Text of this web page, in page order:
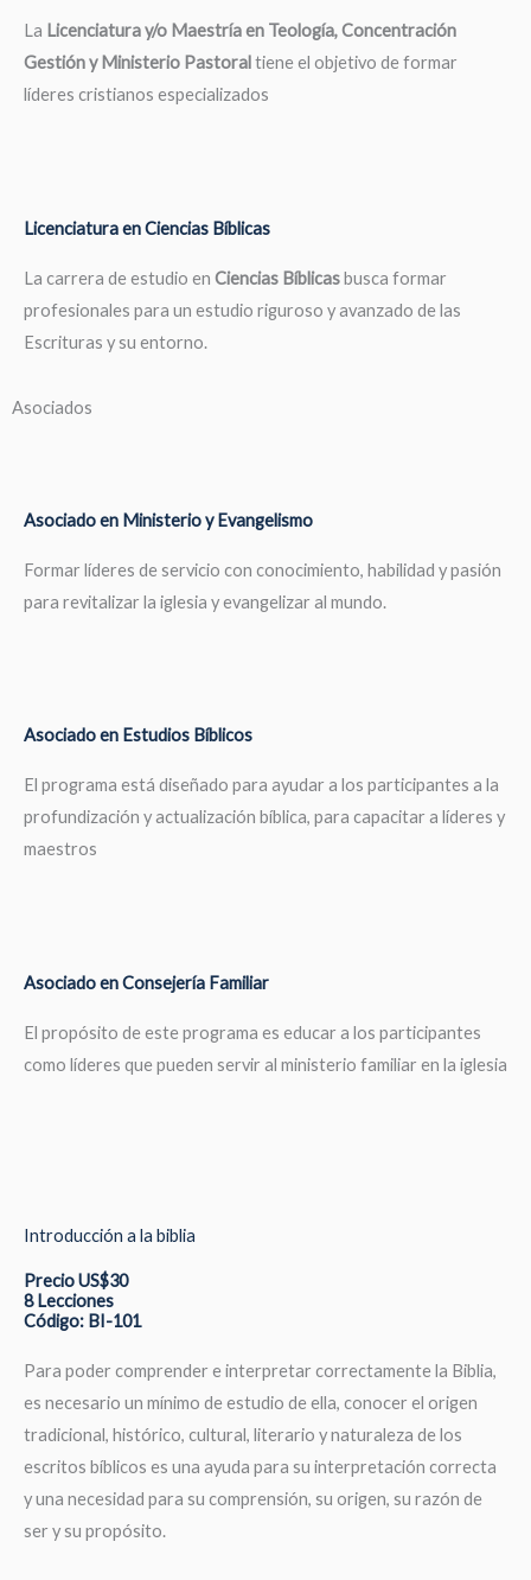
La Licenciatura y/o Maestría en Teología, Concentración
Gestión y Ministerio Pastoraltiene el objetivo de formar
líderes cristianos especializados
Licenciatura en Ciencias Bíblicas
La carrera de estudio en Ciencias Bíblicasbusca formar
profesionales para un estudio riguroso y avanzado de las
Escrituras y su entorno.
Asociados
Asociado en Ministerio y Evangelismo
Formar líderes de servicio con conocimiento, habilidad y pasión
para revitalizar la iglesia y evangelizar al mundo.
Asociado en Estudios Bíblicos
El programa está diseñado para ayudar a los participantes a la
profundización y actualización bíblica, para capacitar a líderes y
maestros
Asociado en Consejería Familiar
El propósito de este programa es educar a los participantes
como líderes que pueden servir al ministerio familiar en la iglesia
Introducción a la biblia
Precio US$30
8 Lecciones
Código: BI-101
Para poder comprender e interpretar correctamente la Biblia,
es necesario un mínimo de estudio de ella, conocer el origen
tradicional, histórico, cultural, literario y naturaleza de los
escritos bíblicos es una ayuda para su interpretación correcta
y una necesidad para su comprensión, su origen, su razón de
ser y su propósito.